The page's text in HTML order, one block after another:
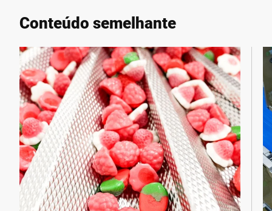
E-mail *
Telefone *
Rua *
Código Postal *
Conteúdo semelhante